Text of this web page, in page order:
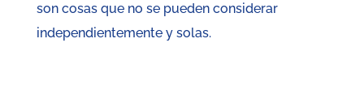
son cosas que no se pueden considerar
independientemente y solas.